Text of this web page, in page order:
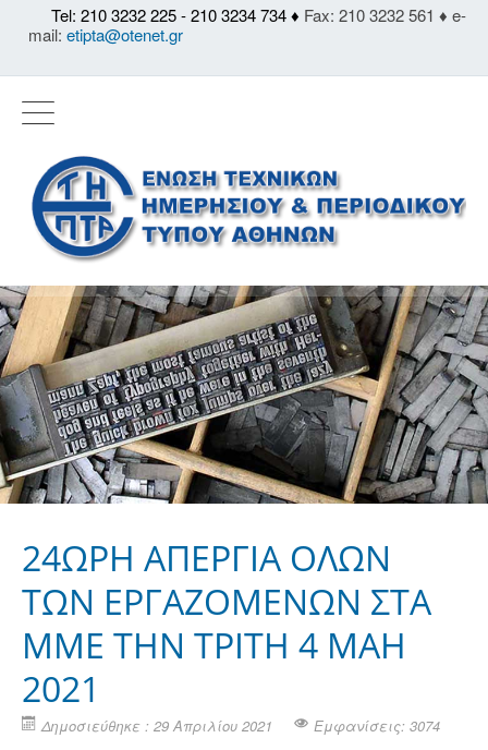
Tel: 210 3232 225 - 210 3234 734 ♦ Fax: 210 3232 561 ♦ e-
mail: etipta@otenet.gr
24ΩΡΗ ΑΠΕΡΓΙΑ ΟΛΩΝ
ΤΩΝ ΕΡΓΑΖΟΜΕΝΩΝ ΣΤΑ
ΜΜΕ ΤΗΝ ΤΡΙΤΗ 4 ΜΑΗ
2021
Δημοσιεύθηκε : 29 Απριλίου 2021 Εμφανίσεις: 3074